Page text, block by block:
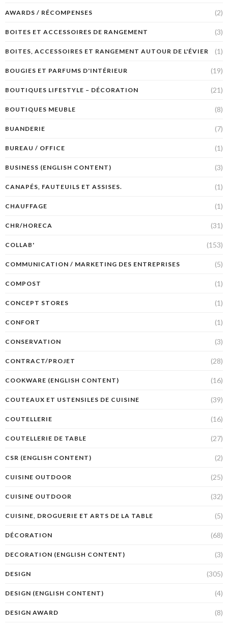
AWARDS / RÉCOMPENSES (2)
BOITES ET ACCESSOIRES DE RANGEMENT (3)
BOITES, ACCESSOIRES ET RANGEMENT AUTOUR DE L'ÉVIER (1)
BOUGIES ET PARFUMS D'INTÉRIEUR (19)
BOUTIQUES LIFESTYLE – DÉCORATION (21)
BOUTIQUES MEUBLE (8)
BUANDERIE (7)
BUREAU / OFFICE (1)
BUSINESS (ENGLISH CONTENT) (3)
CANAPÉS, FAUTEUILS ET ASSISES. (1)
CHAUFFAGE (1)
CHR/HORECA (31)
COLLAB' (153)
COMMUNICATION / MARKETING DES ENTREPRISES (5)
COMPOST (1)
CONCEPT STORES (1)
CONFORT (1)
CONSERVATION (3)
CONTRACT/PROJET (28)
COOKWARE (ENGLISH CONTENT) (16)
COUTEAUX ET USTENSILES DE CUISINE (39)
COUTELLERIE (16)
COUTELLERIE DE TABLE (27)
CSR (ENGLISH CONTENT) (2)
CUISINE OUTDOOR (25)
CUISINE OUTDOOR (32)
CUISINE, DROGUERIE ET ARTS DE LA TABLE (5)
DÉCORATION (68)
DECORATION (ENGLISH CONTENT) (3)
DESIGN (305)
DESIGN (ENGLISH CONTENT) (4)
DESIGN AWARD (8)